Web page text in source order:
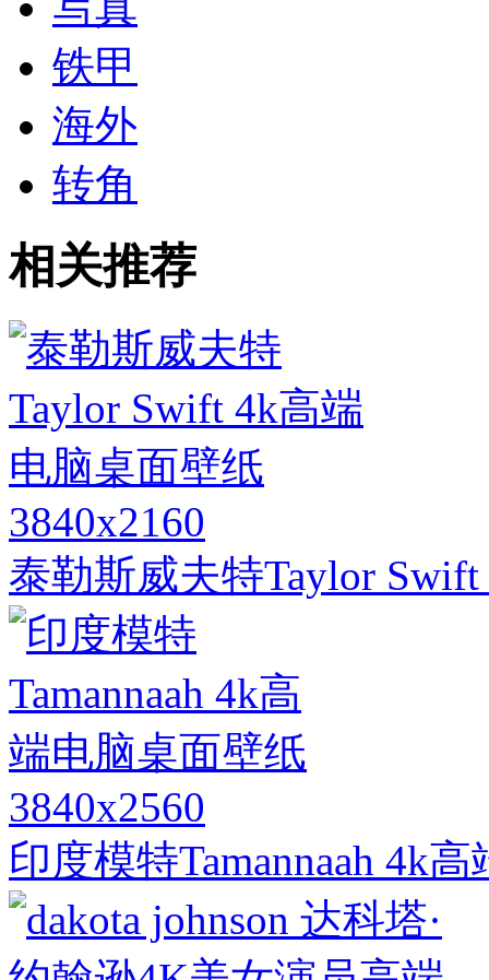
铁甲
海外
转角
相关推荐
3840x2160
泰勒斯威夫特Taylor
3840x2560
印度模特Tamannaah 4k